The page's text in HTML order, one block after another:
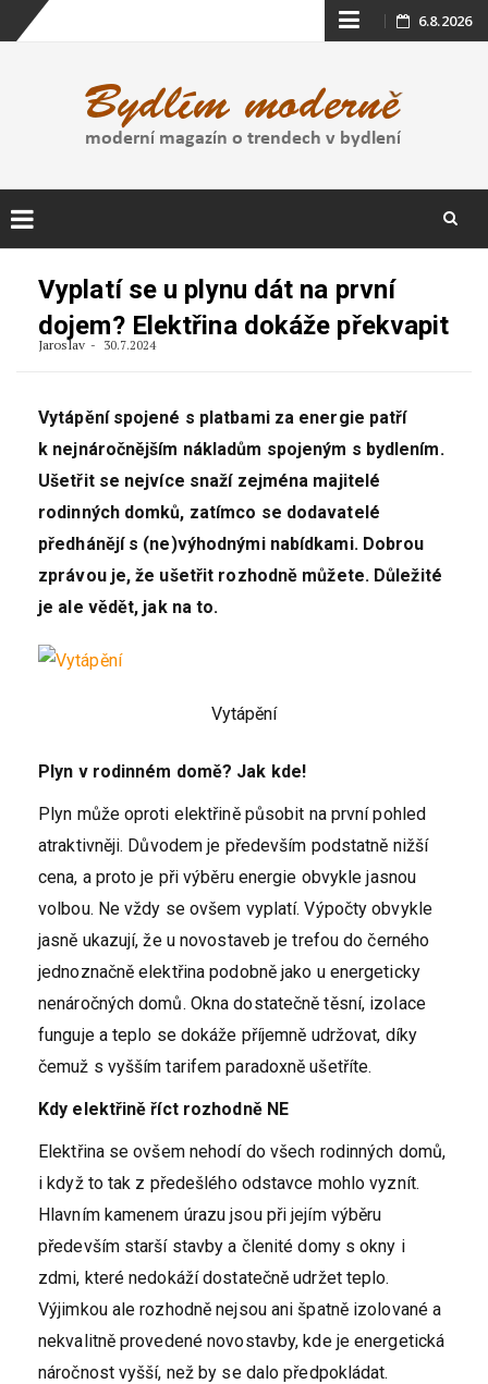
Skip
content
6.8.2026
Vyplatí se u plynu dát na první
dojem? Elektřina dokáže překvapit
Jaroslav 30.7.2024
Vytápění spojené s platbami za energie patří
k nejnáročnějším nákladům spojeným s bydlením.
Ušetřit se nejvíce snaží zejména majitelé
rodinných domků, zatímco se dodavatelé
předhánějí s (ne)výhodnými nabídkami. Dobrou
zprávou je, že ušetřit rozhodně můžete. Důležité
je ale vědět, jak na to.
Vytápění
Plyn v rodinném domě? Jak kde!
Plyn může oproti elektřině působit na první pohled
atraktivněji. Důvodem je především podstatně nižší
cena, a proto je při výběru energie obvykle jasnou
volbou. Ne vždy se ovšem vyplatí. Výpočty obvykle
jasně ukazují, že u novostaveb je trefou do černého
jednoznačně elektřina podobně jako u energeticky
nenáročných domů. Okna dostatečně těsní, izolace
funguje a teplo se dokáže příjemně udržovat, díky
čemuž s vyšším tarifem paradoxně ušetříte.
Kdy elektřině říct rozhodně NE
Elektřina se ovšem nehodí do všech rodinných domů,
i když to tak z předešlého odstavce mohlo vyznít.
Hlavním kamenem úrazu jsou při jejím výběru
především starší stavby a členité domy s okny i
zdmi, které nedokáží dostatečně udržet teplo.
Výjimkou ale rozhodně nejsou ani špatně izolované a
nekvalitně provedené novostavby, kde je energetická
náročnost vyšší, než by se dalo předpokládat.